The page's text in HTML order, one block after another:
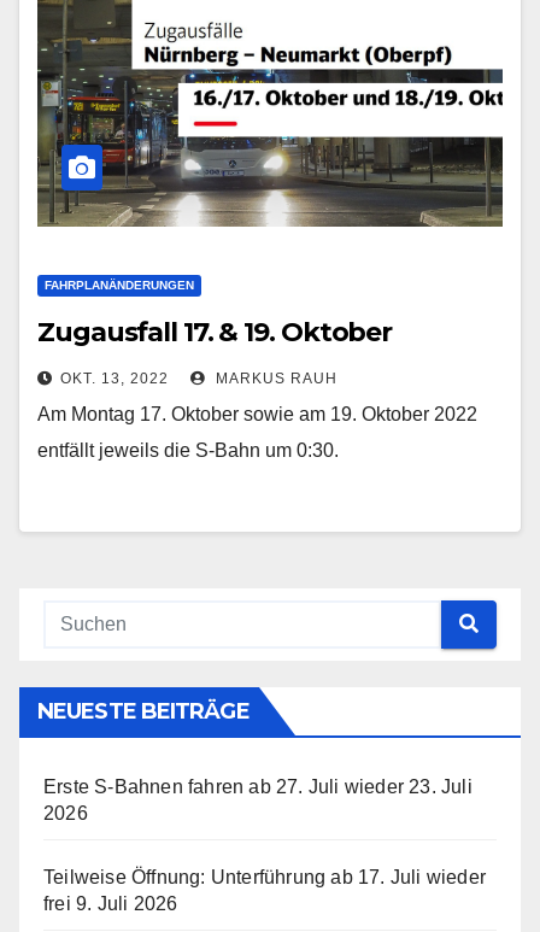
FAHRPLANÄNDERUNGEN
Zugausfall 17. & 19. Oktober
OKT. 13, 2022 MARKUS RAUH
Am Montag 17. Oktober sowie am 19. Oktober 2022
entfällt jeweils die S-Bahn um 0:30.
NEUESTE BEITRÄGE
Erste S-Bahnen fahren ab 27. Juli wieder 23. Juli
2026
Teilweise Öffnung: Unterführung ab 17. Juli wieder
frei 9. Juli 2026